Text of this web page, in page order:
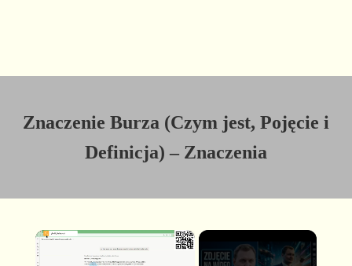
Znaczenie Burza (Czym jest, Pojęcie i
Definicja) – Znaczenia
×